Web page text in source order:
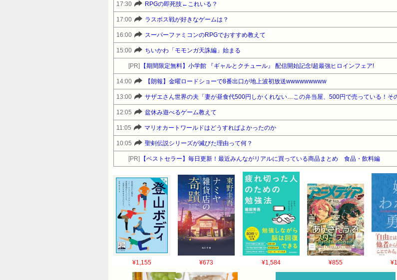
17:30 RPGの即死技←これいる？
17:00 ラスボス戦が好きなゲームは？
16:00 スーパーファミコンのRPGでおすすめ教えて
15:00 ちいかわ「モモンガ天誅編」始まる
[PR] 【期間限定無料】小学館 『ギャルとクチュール』 配信開始記念!超最強ヒロインフェア!
14:00 【朗報】金曜ロードショーで8番出口が地上波初放送wwwwwwwww
13:00 サザエさん世界の夫「妻が昼食代500円しかくれない…この弁当屋、500円で売っている！そ
12:05 盆休み遊べるゲーム教えて
11:05 マリオカートワールドはどうすればよかったのか
10:05 聖剣伝説シリーズが滅びた理由って何？
[PR] 【ベストセラー】毎日更新！最近みんながリアルに買っている商品まとめ 食品・飲料編
¥1,155 ¥673 ¥1,584 ¥855